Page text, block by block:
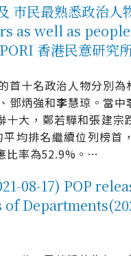
市民最熟悉政治人
as well as
香港民意研究
首十名政治人物分別
鄧炳強和李慧琼。當中
大，鄭若驊和張建宗
均排名繼續位列榜首
比率為52.9%。 …
08-17) POP